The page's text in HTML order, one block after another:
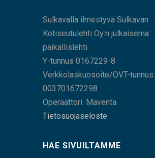
Sulkavalla ilmestyvä Sulkavan
Kotiseutulehti Oy:n julkaisema
paikallislehti.
Y-tunnus 0167229-8
Verkkolaskuosoite/OVT-tunnus:
003701672298
Operaattori: Maventa
Tietosuojaseloste
HAE SIVUILTAMME